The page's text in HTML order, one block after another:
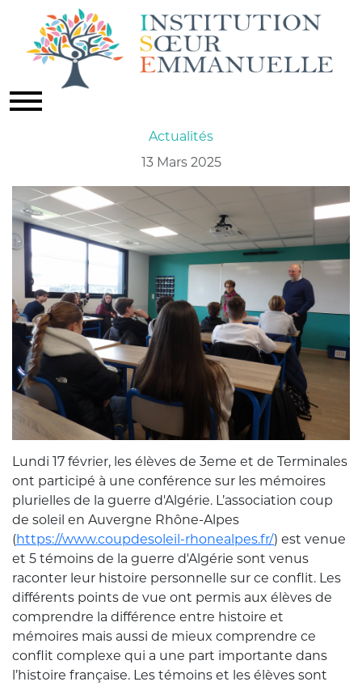
CONFÉRENCE ASSOCIATION
Actualités
13 Mars 2025
Lundi 17 février, les élèves de 3eme et de Terminales
ont participé à une conférence sur les mémoires
plurielles de la guerre d'Algérie. L’association coup
de soleil en Auvergne Rhône-Alpes
(https://www.coupdesoleil-rhonealpes.fr/) est venue
et 5 témoins de la guerre d'Algérie sont venus
raconter leur histoire personnelle sur ce conflit. Les
différents points de vue ont permis aux élèves de
comprendre la différence entre histoire et
mémoires mais aussi de mieux comprendre ce
conflit complexe qui a une part importante dans
l’histoire française. Les témoins et les élèves sont